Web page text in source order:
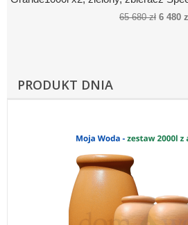
wody, pompa
65 680 zł 6 480
PRODUKT DNIA